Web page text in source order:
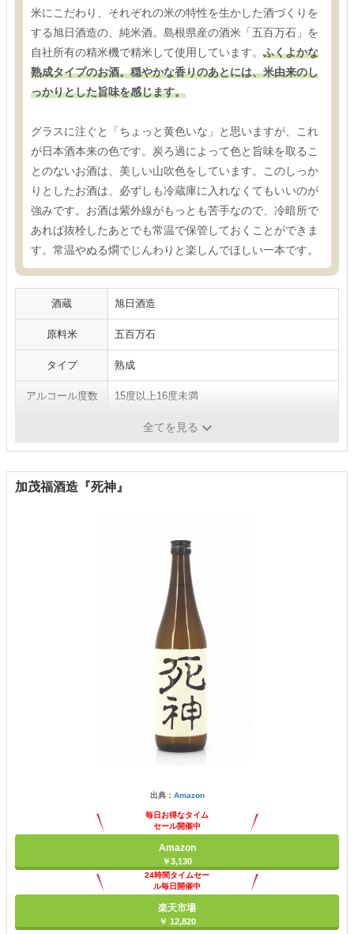
米にこだわり、それぞれの米の特性を生かした酒づくりを
する旭日酒造の、純米酒。島根県産の酒米「五百万石」を
自社所有の精米機で精米して使用しています。 ふくよかな
熟成タイプのお酒。穏やかな香りのあとには、米由来のし
っかりとした旨味を感じます。
グラスに注ぐと「ちょっと黄色いな」と思いますが、これ
が日本酒本来の色です。炭ろ過によって色と旨味を取るこ
とのないお酒は、美しい山吹色をしています。このしっか
りとしたお酒は、必ずしも冷蔵庫に入れなくてもいいのが
強みです。お酒は紫外線がもっとも苦手なので、冷暗所で
あれば抜栓したあとでも常温で保管しておくことができま
す。常温やぬる燗でじんわりと楽しんでほしい一本です。
酒蔵 旭日酒造
原料米 五百万石
タイプ 熟成
アルコール度数 15度以上16度未満
全てを見る
加茂福酒造『死神』
出典： Amazon
毎日お得なタイム
セール開催中
Amazon
￥3,130
24時間タイムセー
ル毎日開催中
楽天市場
￥ 12,820